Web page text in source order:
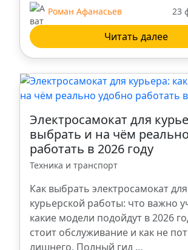
Роман Афанасьев 23
Читать далее
Электросамокат для
выбрать и на чём
работать в 2026 году
Техника и транспорт
Как выбрать электросамокат для
курьерской работы: что важно
какие модели подойдут в 2026
стоит обслуживание и как не
лишнего. Полный гид …